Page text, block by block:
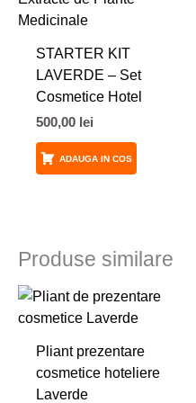
STARTER KIT
LAVERDE – Set
Cosmetice Hotel
500,00 lei
ADAUGA IN COS
Produse similare
Pliant prezentare
cosmetice hoteliere
Laverde